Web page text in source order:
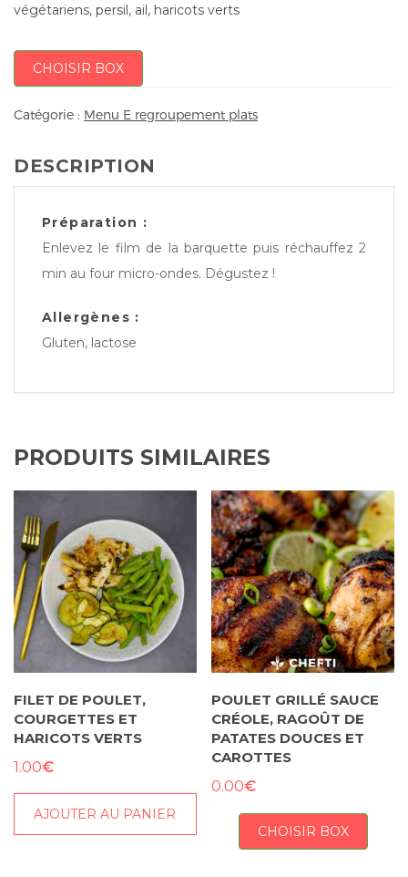
végétariens, persil, ail, haricots verts
CHOISIR BOX
Catégorie : Menu E regroupement plats
DESCRIPTION
Préparation :
Enlevez le film de la barquette puis réchauffez 2
min au four micro-ondes. Dégustez !
Allergènes :
Gluten, lactose
PRODUITS SIMILAIRES
FILET DE POULET,
COURGETTES ET
HARICOTS VERTS
1.00€
AJOUTER AU PANIER
POULET GRILLÉ SAUCE
CRÉOLE, RAGOÛT DE
PATATES DOUCES ET
CAROTTES
0.00€
CHOISIR BOX